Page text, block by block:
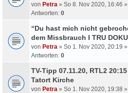
von Petra » So 8. Nov 2020, 16:46
Antworten: 0
“Du hast mich nicht
dem Missbrauch I TRU DOKU
von Petra » So 1. Nov 2020, 20:19
Antworten: 0
TV-Tipp 07.11.20, RTL2
Tatort Kirche
von Petra » So 1. Nov 2020, 19:38